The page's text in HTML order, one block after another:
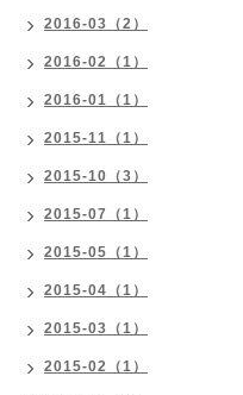
2016-03（2）
2016-02（1）
2016-01（1）
2015-11（1）
2015-10（3）
2015-07（1）
2015-05（1）
2015-04（1）
2015-03（1）
2015-02（1）